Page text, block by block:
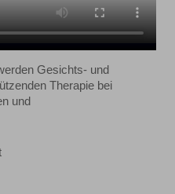
Gesichts- und
Therapie bei
und